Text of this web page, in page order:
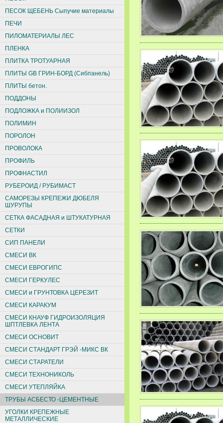
ПЕСОК ЩЕБЕНЬ Сыпучие материалы
ПЕЧИ
ПИЛОМАТЕРИАЛЫ ЛЕС
ПЛЕНКА
ПЛИТКА ТРОТУАРНАЯ
ПЛИТЫ GB ГРИН-БОРД (Сибпанель)
ПЛИТЫ бетон.
ПОДДОНЫ
ПОДЛОЖКА и ПОЛИИЗОЛ
ПОЛИМИН
ПОРОЛОН
ПРОВОЛОКА
ПРОФИЛЬ
ПРОФНАСТИЛ
РУБЕРОИД / РУБИМАСТ
САМОРЕЗЫ КРЕПЕЖИ ДЮБЕЛЯ
ШУРУПЫ
СЕТКА ФАСАДНАЯ и ШТУКАТУРНАЯ
СЕТКИ
СИП ПАНЕЛИ
СМЕСИ ВК
СМЕСИ ЕВРОГИПС
СМЕСИ ГЕРКУЛЕС
СМЕСИ и ГРУНТОВКА ЦЕРЕЗИТ
СМЕСИ КАРАКУМ
СМЕСИ КНАУФ ГИДРОИЗОЛЯЦИЯ
ШПТЛЕВКА ЛЕНТА
СМЕСИ ОСНОВИТ
СМЕСИ СТАНДАРТ ГРЭЙ -МИКС ВК
СМЕСИ СТАРАТЕЛИ
СМЕСИ ТЕХНОНИКОЛЬ
СМЕСИ УТЕПЛЯЙКА
ТРУБЫ АСБЕСТО -ЦЕМЕНТНЫЕ
УГОЛКИ КРЕПЕЖНЫЕ
МЕТАЛЛИЧЕСКИЕ